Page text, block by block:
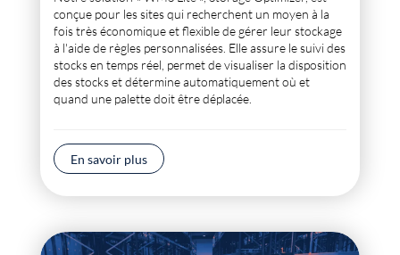
conçue pour les sites qui recherchent un moyen à la
fois très économique et flexible de gérer leur stockage
à l'aide de règles personnalisées. Elle assure le suivi des
stocks en temps réel, permet de visualiser la disposition
des stocks et détermine automatiquementoù et
quand une palette doit être déplacée.
En savoir plus